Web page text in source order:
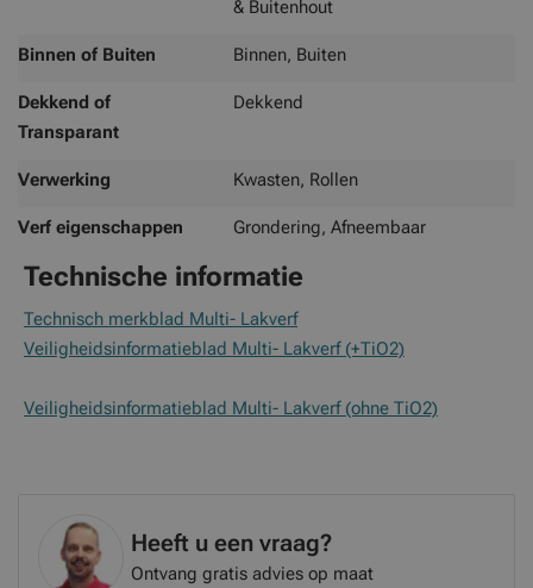
& Buitenhout
Binnen of Buiten Binnen, Buiten
Dekkend of
Transparant
Dekkend
Verwerking Kwasten, Rollen
Verf eigenschappen Grondering, Afneembaar
Technische informatie
Technisch merkblad Multi- Lakverf
Veiligheidsinformatieblad Multi- Lakverf (+TiO2)
Veiligheidsinformatieblad Multi- Lakverf (ohne TiO2)
Heeft u een vraag?
Ontvang gratis advies op maat